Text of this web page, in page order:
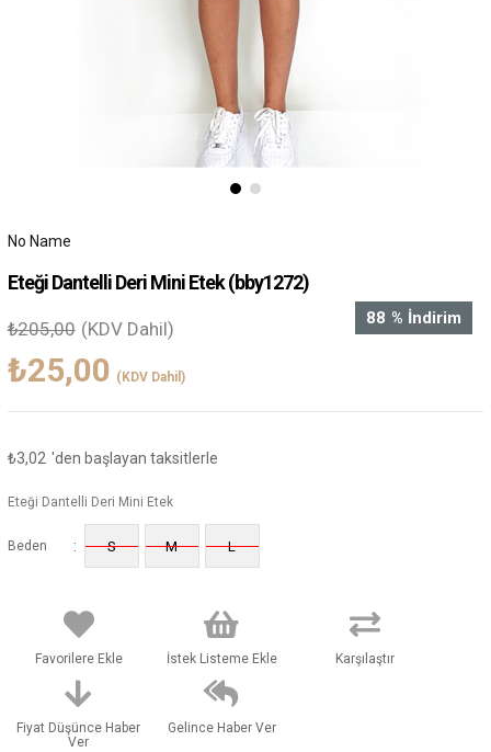
No Name
Eteği Dantelli Deri Mini Etek(bby1272)
%
88 İndirim
₺205,00 (KDV Dahil)
₺25,00 (KDV Dahil)
₺3,02 'den başlayan taksitlerle
Eteği Dantelli Deri Mini Etek
Beden : S M L
Favorilere Ekle İstek Listeme Ekle Karşılaştır
Fiyat Düşünce Haber
Ver
Gelince Haber Ver